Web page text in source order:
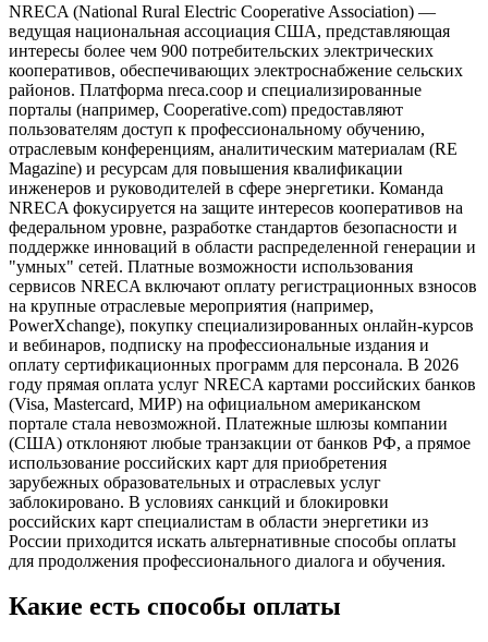
NRECA (National Rural Electric Cooperative Association) —
ведущая национальная ассоциация США, представляющая
интересы более чем 900 потребительских электрических
кооперативов, обеспечивающих электроснабжение сельских
районов. Платформа nreca.coop и специализированные
порталы (например, Cooperative.com) предоставляют
пользователям доступ к профессиональному обучению,
отраслевым конференциям, аналитическим материалам (RE
Magazine) и ресурсам для повышения квалификации
инженеров и руководителей в сфере энергетики. Команда
NRECA фокусируется на защите интересов кооперативов на
федеральном уровне, разработке стандартов безопасности и
поддержке инноваций в области распределенной генерации и
"умных" сетей. Платные возможности использования
сервисов NRECA включают оплату регистрационных взносов
на крупные отраслевые мероприятия (например,
PowerXchange), покупку специализированных онлайн-курсов
и вебинаров, подписку на профессиональные издания и
оплату сертификационных программ для персонала. В 2026
году прямая оплата услуг NRECA картами российских банков
(Visa, Mastercard, МИР) на официальном американском
портале стала невозможной. Платежные шлюзы компании
(США) отклоняют любые транзакции от банков РФ, а прямое
использование российских карт для приобретения
зарубежных образовательных и отраслевых услуг
заблокировано. В условиях санкций и блокировки
российских карт специалистам в области энергетики из
России приходится искать альтернативные способы оплаты
для продолжения профессионального диалога и обучения.
Какие есть способы оплаты